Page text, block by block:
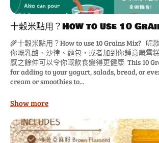
十穀米點用？How to use 10
🌾十穀米點用？How to use 10 Grains Mix? 呢
你嘅乳酪、沙律、麵包，或者加到你鍾意嘅雪
感之餘仲可以令你嘅飲食變得更健康 This 10
for adding to your yogurt, salads, bread, or
cream or smoothies to...
Show more